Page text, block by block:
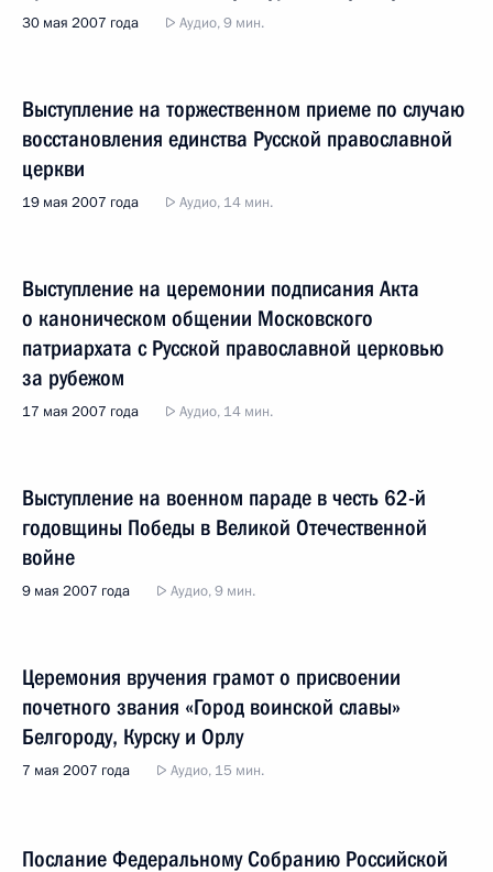
30 мая 2007 года Аудио, 9 мин.
Выступление на торжественном приеме по случаю
восстановления единства Русской православной
церкви
19 мая 2007 года Аудио, 14 мин.
Выступление на церемонии подписания Акта
о каноническом общении Московского
патриархата с Русской православной церковью
за рубежом
17 мая 2007 года Аудио, 14 мин.
Выступление на военном параде в честь 62-й
годовщины Победы в Великой Отечественной
войне
9 мая 2007 года Аудио, 9 мин.
Церемония вручения грамот о присвоении
почетного звания «Город воинской славы»
Белгороду, Курску и Орлу
7 мая 2007 года Аудио, 15 мин.
Послание Федеральному Собранию Российской